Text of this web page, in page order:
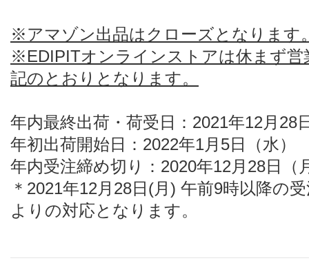
※アマゾン出品はクローズとなります
※EDIPITオンラインストアは休まず営
記のとおりとなります。
年内最終出荷・荷受日：2021年12月28
年初出荷開始日：2022年1月5日（水）
年内受注締め切り：2020年12月28日（
＊2021年12月28日(月) 午前9時以降の
よりの対応となります。